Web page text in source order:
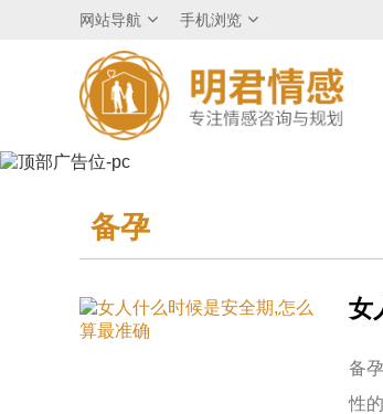
网站导航 手机浏览
备孕
女
备
性